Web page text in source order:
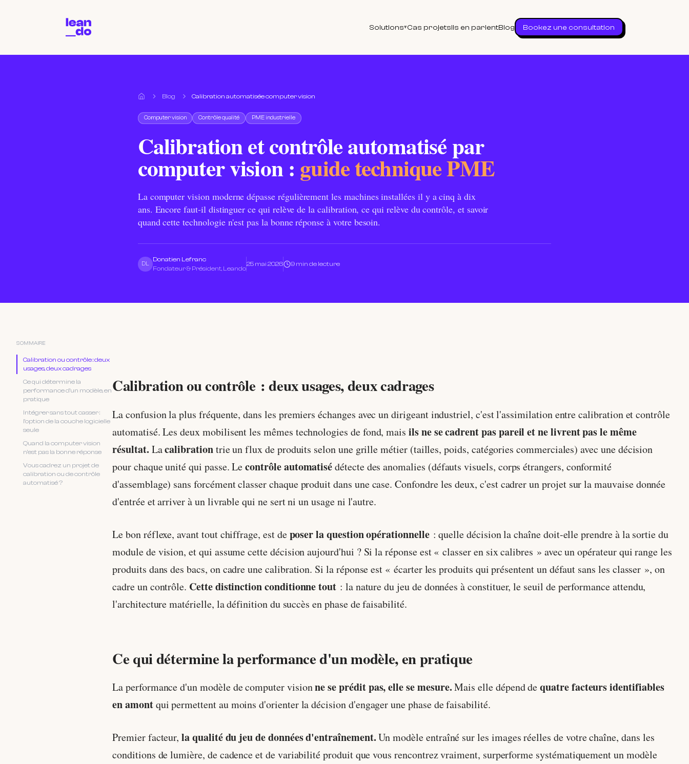
Solutions▾Cas projetsIls en parlentBlog Bookez une consultation
Accueil
Blog Calibration automatisée computer vision
Computer vision Contrôle qualité PME industrielle
Calibration et contrôle automatisé par
computer vision : guide technique PME
La computer vision moderne dépasse régulièrement les machines installées il y a cinq à dix
ans. Encore faut-il distinguer ce qui relève de la calibration, ce qui relève du contrôle, et savoir
quand cette technologie n'est pas la bonne réponse à votre besoin.
DL
Donatien Lefranc
Fondateur & Président, Leando
25 mai 2026 9 min de lecture
SOMMAIRE
Calibration ou contrôle : deux
usages, deux cadrages
Ce qui détermine la
performance d'un modèle, en
pratique
Intégrer sans tout casser :
l'option de la couche logicielle
seule
Quand la computer vision
n'est pas la bonne réponse
Vous cadrez un projet de
calibration ou de contrôle
automatisé ?
Calibration ou contrôle : deux usages, deux cadrages
La confusion la plus fréquente, dans les premiers échanges avec un dirigeant industriel, c'est l'assimilation entre calibration et contrôle
automatisé. Les deux mobilisent les mêmes technologies de fond, maisils ne se cadrent pas pareil et ne livrent pas le même
résultat. Lacalibrationtrie un flux de produits selon une grille métier (tailles, poids, catégories commerciales) avec une décision
pour chaque unité qui passe. Lecontrôle automatisédétecte des anomalies (défauts visuels, corps étrangers, conformité
d'assemblage) sans forcément classer chaque produit dans une case. Confondre les deux, c'est cadrer un projet sur la mauvaise donnée
d'entrée et arriver à un livrable qui ne sert ni un usage ni l'autre.
Le bon réflexe, avant tout chiffrage, est deposer la question opérationnelle: quelle décision la chaîne doit-elle prendre à la sortie du
module de vision, et qui assume cette décision aujourd'hui ? Si la réponse est « classer en six calibres » avec un opérateur qui range les
produits dans des bacs, on cadre une calibration. Si la réponse est « écarter les produits qui présentent un défaut sans les classer », on
cadre un contrôle. Cette distinction conditionne tout : la nature du jeu de données à constituer, le seuil de performance attendu,
l'architecture matérielle, la définition du succès en phase de faisabilité.
Ce qui détermine la performance d'un modèle, en pratique
La performance d'un modèle de computer visionne se prédit pas, elle se mesure.Mais elle dépend dequatre facteurs identifiables
en amontqui permettent au moins d'orienter la décision d'engager une phase de faisabilité.
Premier facteur,la qualité du jeu de données d'entraînement.Un modèle entraîné sur les images réelles de votre chaîne, dans les
conditions de lumière, de cadence et de variabilité produit que vous rencontrez vraiment, surperforme systématiquement un modèle